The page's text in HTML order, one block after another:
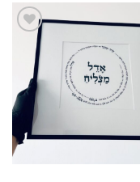
לרשימת
המועדפים